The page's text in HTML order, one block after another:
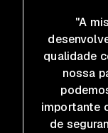
"A
qualidade
nossa
importante
de